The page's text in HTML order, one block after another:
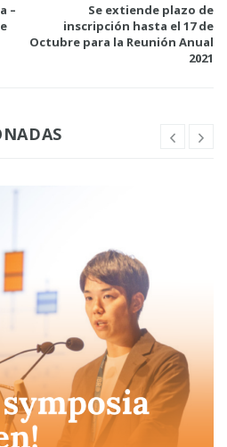
–
Se extiende plazo de
inscripción hasta el 17 de
Octubre para la Reunión Anual
2021